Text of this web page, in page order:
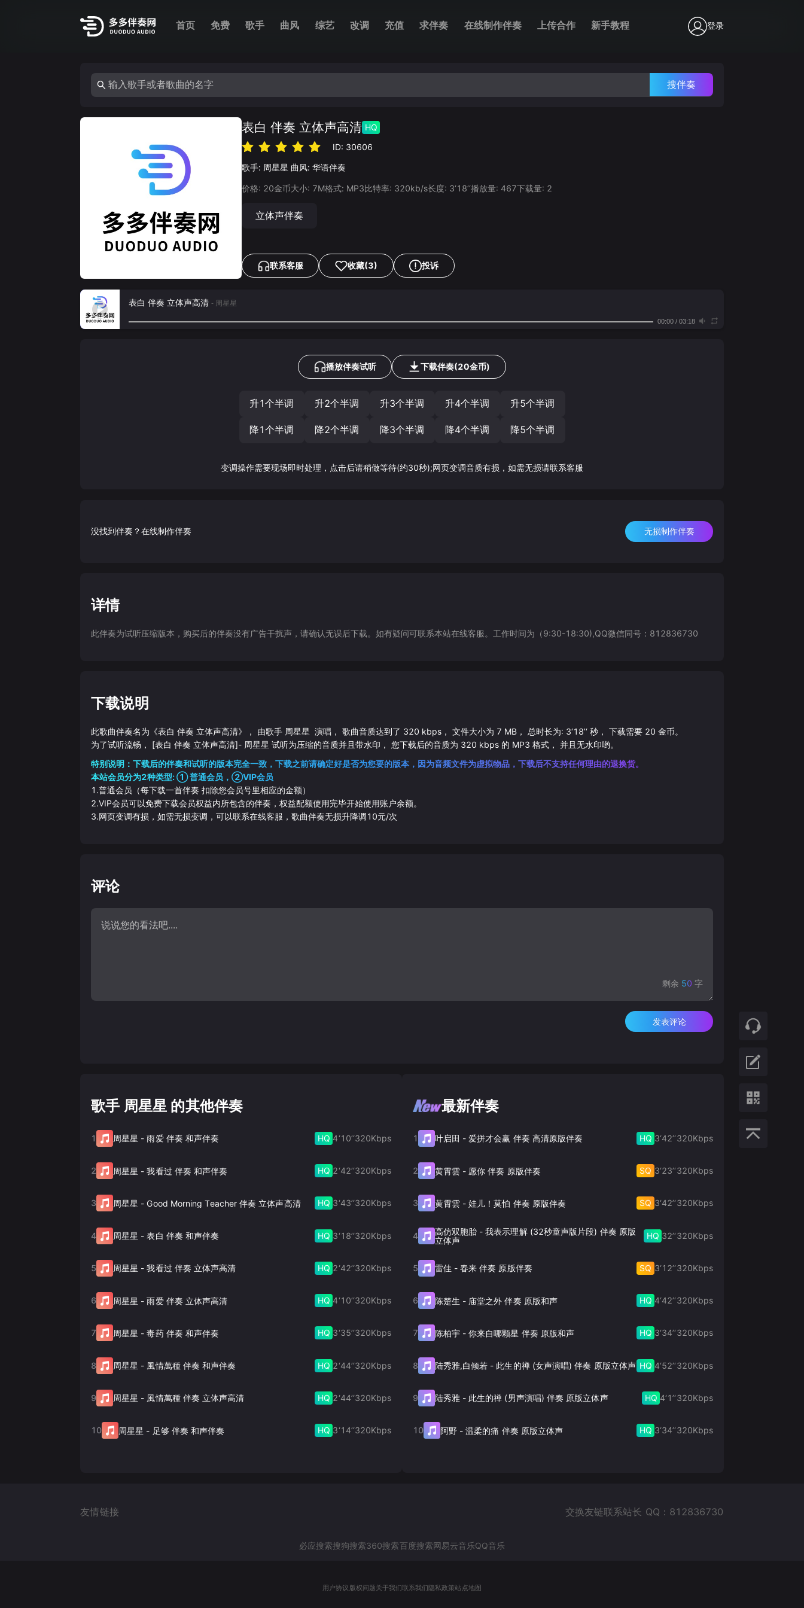
首页 免费 歌手 曲风 综艺 改调 充值 求伴奏 在线制作伴奏 上传合作 新手教程 登录
搜伴奏
表白 伴奏 立体声高清 HQ
ID: 30606
歌手: 周星星 曲风: 华语伴奏
价格: 20金币大小: 7M格式: MP3比特率: 320kb/s长度: 3‘18’‘播放量: 467下载量: 2
立体声伴奏
联系客服 收藏(3) 投诉
表白 伴奏 立体声高清 - 周星星
00:00/ 03:18
播放伴奏试听 下载伴奏(20金币)
升1个半调 升2个半调 升3个半调 升4个半调 升5个半调
降1个半调 降2个半调 降3个半调 降4个半调 降5个半调
变调操作需要现场即时处理，点击后请稍做等待(约30秒);网页变调音质有损，如需无损请联系客服
没找到伴奏？在线制作伴奏 无损制作伴奏
详情
此伴奏为试听压缩版本，购买后的伴奏没有广告干扰声，请确认无误后下载。如有疑问可联系本站在线客服。工作时间为（9:30-18:30),QQ微信同号：812836730
下载说明
此歌曲伴奏名为《表白 伴奏 立体声高清》， 由歌手 周星星 演唱， 歌曲音质达到了 320 kbps， 文件大小为 7 MB， 总时长为: 3‘18’‘秒， 下载需要 20 金币。
为了试听流畅， [表白 伴奏 立体声高清]- 周星星 试听为压缩的音质并且带水印， 您下载后的音质为 320 kbps 的 MP3 格式， 并且无水印哟。
特别说明：下载后的伴奏和试听的版本完全一致，下载之前请确定好是否为您要的版本，因为音频文件为虚拟物品，下载后不支持任何理由的退换货。
本站会员分为2种类型: ① 普通会员，②VIP会员
1.普通会员（每下载一首伴奏 扣除您会员号里相应的金额）
2.VIP会员可以免费下载会员权益内所包含的伴奏，权益配额使用完毕开始使用账户余额。
3.网页变调有损，如需无损变调，可以联系在线客服，歌曲伴奏无损升降调10元/次
评论
剩余 50 字
发表评论
歌手 周星星 的其他伴奏
1 周星星 -雨爱 伴奏 和声伴奏 HQ 4‘10’‘320Kbps
2 周星星 -我看过 伴奏 和声伴奏 HQ 2‘42’‘320Kbps
3 周星星 - Good Morning Teacher 伴奏 立体声高清 HQ 3‘43’‘320Kbps
4 周星星 -表白 伴奏 和声伴奏 HQ 3‘18’‘320Kbps
5 周星星 -我看过 伴奏 立体声高清 HQ 2‘42’‘320Kbps
6 周星星 -雨爱 伴奏 立体声高清 HQ 4‘10’‘320Kbps
7 周星星 -毒药 伴奏 和声伴奏 HQ 3‘35’‘320Kbps
8 周星星 - 風情萬種 伴奏 和声伴奏 HQ 2‘44’‘320Kbps
9 周星星 - 風情萬種 伴奏 立体声高清 HQ 2‘44’‘320Kbps
10 周星星 - 足够 伴奏 和声伴奏 HQ 3‘14’‘320Kbps
最新伴奏
1 叶启田 -爱拼才会赢 伴奏 高清原版伴奏 HQ 3‘42’‘320Kbps
2 黄霄雲- 愿你 伴奏 原版伴奏 SQ 3‘23’‘320Kbps
3 黄霄雲-娃儿！莫怕 伴奏 原版伴奏 SQ 3‘42’‘320Kbps
4 高仿双胞胎 -我表示理解 (32秒童声版片段) 伴奏 原版
立体声
HQ 32’‘320Kbps
5 雷佳- 春来 伴奏 原版伴奏 SQ 3‘12’‘320Kbps
6 陈楚生 - 庙堂之外 伴奏 原版和声 HQ 4‘42’‘320Kbps
7 陈柏宇-你来自哪颗星 伴奏 原版和声 HQ 3‘34’‘320Kbps
8 陆秀雅,白倾若 - 此生的禅 (女声演唱) 伴奏 原版立体声 HQ 4‘52’‘320Kbps
9 陆秀雅- 此生的禅 (男声演唱) 伴奏 原版立体声 HQ 4‘1’‘320Kbps
10 阿野-温柔的痛 伴奏 原版立体声 HQ 3‘34’‘320Kbps
友情链接 交换友链联系站长 QQ：812836730
必应搜索搜狗搜索360搜索百度搜索网易云音乐QQ音乐
用户协议 版权问题关于我们联系我们 隐私政策站点地图